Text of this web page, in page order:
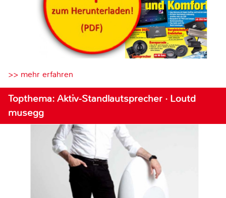
>> mehr erfahren
Topthema: Aktiv-Standlautsprecher · Loutd
musegg